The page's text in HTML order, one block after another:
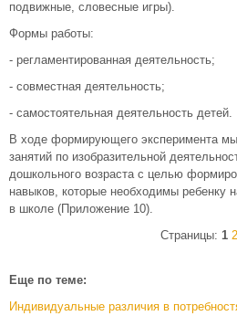
подвижные, словесные игры).
Формы работы:
- регламентированная деятельность;
- совместная деятельность;
- самостоятельная деятельность детей.
В ходе формирующего эксперимента
занятий по изобразительной
дошкольного возраста с целью
навыков, которые необходимы ребенку
в школе (Приложение 10).
Страницы: 1 2
Еще по теме:
Индивидуальные различия в